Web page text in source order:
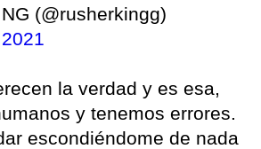
(@rusherkingg)
la verdad y es esa,
y tenemos errores.
escondiéndome de nada